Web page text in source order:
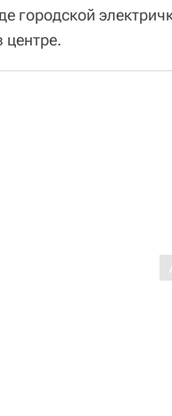
городской
центре.